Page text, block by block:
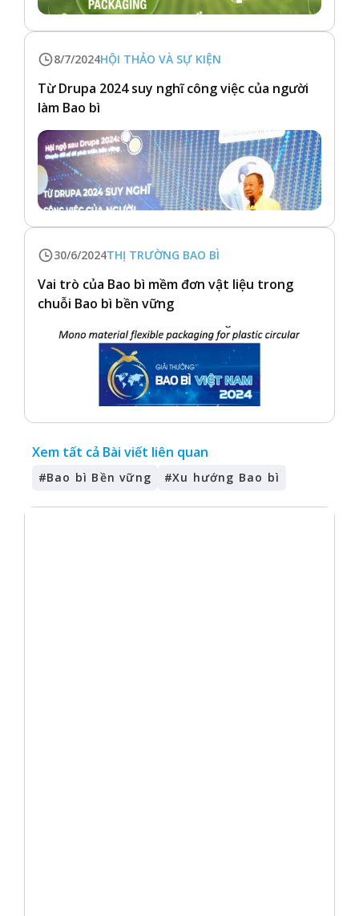
8/7/2024HỘI THẢO VÀ SỰ KIỆN
Từ Drupa 2024 suy nghĩ công việc của người
làm Bao bì
30/6/2024THỊ TRƯỜNG BAO BÌ
Vai trò của Bao bì mềm đơn vật liệu trong
chuỗi Bao bì bền vững
Xem tất cả Bài viết liên quan
#Bao bì Bền vững #Xu hướng Bao bì